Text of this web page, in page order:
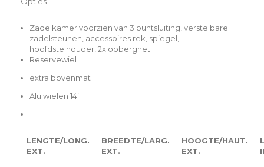
Zadelkamer voorzien van 3 puntsluiting, verstelbare
zadelsteunen, accessoires rek, spiegel,
hoofdstelhouder, 2x opbergnet
Reservewiel
extra bovenmat
Alu wielen 14’
LENGTE/LONG.
EXT.
BREEDTE/LARG.
EXT.
HOOGTE/HAUT.
EXT.